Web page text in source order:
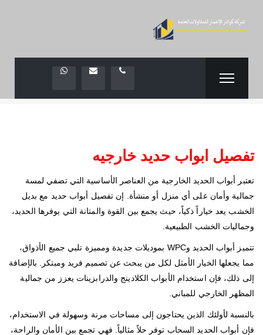
تفصيل ابواب حديد خارجيه
تعتبر أبواب الحديد الخارجية من العناصر الأساسية التي تضفي لمسة
جمالية وأمان على أي منزل أو منشأة. إن تفصيل أبواب حديد مع بديل
الخشب يعد خياراً ذكياً، حيث يجمع بين القوة والمتانة التي يوفرها الحديد،
وجماليات الخشب الطبيعية.
تتميز أبواب الحديد وWPC بموديلات جديدة ومميزة تلبي جميع الأذواق،
مما يجعلها الخيار الأمثل لكل من يبحث عن تصميم فريد ومبتكر. بالإضافة
إلى ذلك، فإن استخدام الأبواب الكلادينج والدرابزينات يعزز من جمالية
المظهر الخارجي للمباني.
بالنسبة لأولئك الذين يحتاجون إلى مساحات مرنة وسهولة في الاستخدام،
فإن أبواب الحديد السحاب توفر حلاً مثالياً. فهي تجمع بين الأمان والراحة،